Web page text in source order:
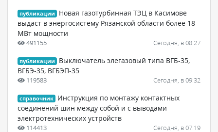
публикации
Новая газотурбинная ТЭЦ в Касимове
выдаст в энергосистему Рязанской области более 18
МВт мощности
491155 Сегодня, в 08:27
публикации
Выключатель элегазовый типа ВГБ-35,
ВГБЭ-35, ВГБЭП-35
119583 Сегодня, в 09:32
справочник
Инструкция по монтажу контактных
соединений шин между собой и с выводами
электротехнических устройств
114413 Сегодня, в 07:19